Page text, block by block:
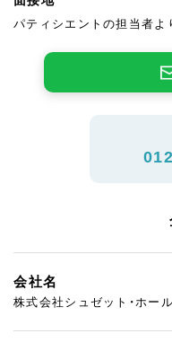
パティシエントの担当者よ
会社名
株式会社シュゼット・ホー